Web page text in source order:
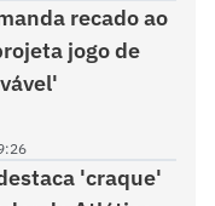
recado ao
jogo de
'craque'